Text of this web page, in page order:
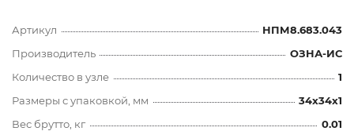
Артикул
НПМ8.683.043
Производитель
ОЗНА-ИС
Количество в узле
1
Размеры с упаковкой, мм
34x34x1
Вес брутто, кг
0.01